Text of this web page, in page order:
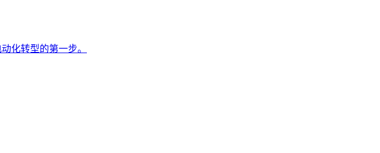
化转型的第一步。